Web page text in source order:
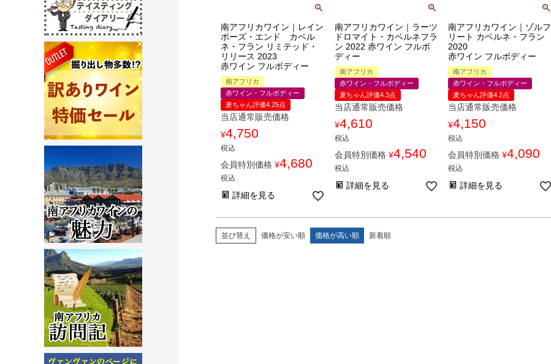
南アフリカワイン｜レイン
ボーズ・エンド カベル
ネ・フラン リミテッド・
リリース 2023
赤ワイン フルボディー
南アフリカ
赤ワイン・フルボディー
麦ちゃん評価4.25点
当店通常販売価格
¥4,750
税込
会員特別価格 ¥4,680
税込
詳細を見る
南アフリカワイン｜ラーツ
ドロマイト・カベルネフラ
ン 2022 赤ワイン フルボ
ディー
南アフリカ
赤ワイン・フルボディー
麦ちゃん評価4.3点
当店通常販売価格
¥4,610
税込
会員特別価格 ¥4,540
税込
詳細を見る
南アフリカワイン｜ゾルフ
リート カベルネ・フラン
2020
赤ワイン フルボディー
南アフリカ
赤ワイン・フルボディー
麦ちゃん評価4.2点
当店通常販売価格
¥4,150
税込
会員特別価格 ¥4,090
税込
詳細を見る
並び替え 価格が安い順 価格が高い順 新着順